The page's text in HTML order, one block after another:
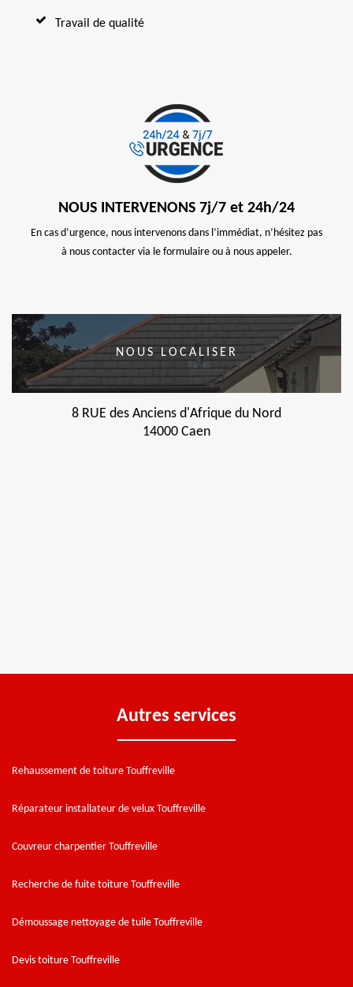
Travail de qualité
NOUS INTERVENONS 7j/7 et 24h/24
En cas d’urgence, nous intervenons dans l’immédiat, n’hésitez pas
à nous contacter via le formulaire ou à nous appeler.
NOUS LOCALISER
8 RUE des Anciens d'Afrique du Nord
14000 Caen
Autres services
Rehaussement de toiture Touffreville
Réparateur installateur de velux Touffreville
Couvreur charpentier Touffreville
Recherche de fuite toiture Touffreville
Démoussage nettoyage de tuile Touffreville
Devis toiture Touffreville